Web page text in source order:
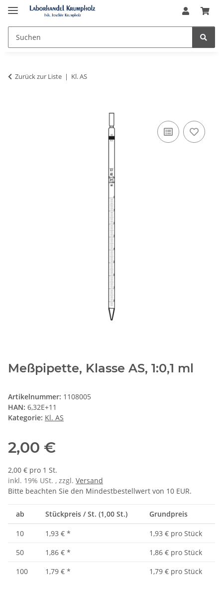
Zurück zur Liste Kl. AS
Meßpipette, Klasse AS, 1:0,1 ml
Artikelnummer: 1108005
HAN: 6,32E+11
Kategorie: Kl. AS
2,00 €
2,00 € pro 1 St.
inkl. 19% USt. , zzgl. Versand
Bitte beachten Sie den Mindestbestellwert von 10 EUR.
ab Stückpreis / St. (1,00 St.) Grundpreis
10 1,93 € *
1,93 € pro Stück
50
1,86 € *
1,86 € pro Stück
100
1,79 € * 1,79 € pro Stück